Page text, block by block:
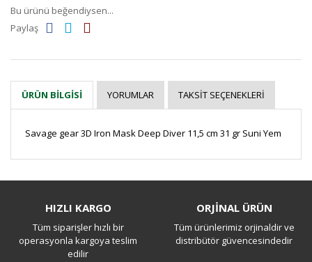
Bu ürünü beğendiysen...
Paylaş
ÜRÜN BILGISI YORUMLAR TAKSIT SEÇENEKLERI
Savage gear 3D Iron Mask Deep Diver 11,5 cm 31 gr Suni Yem
Yorum Yaz
HIZLI KARGO
Tüm siparişler hızlı bir
operasyonla kargoya teslim
edilir
ORJİNAL ÜRÜN
Tüm ürünlerimiz orjinaldir ve
distribütör güvencesindedir